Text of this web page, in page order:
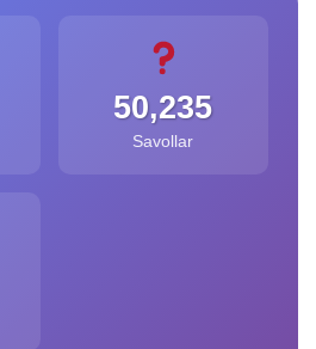
50,235
Savollar